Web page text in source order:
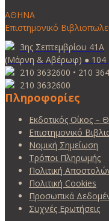
ΑΘΗΝΑ
Επιστημονικό
3ης Σεπτεμβρίου 41Α
(Μάρνη & Αβέρωφ) ● 104
210 3632600 • 210
210 3632600
Πληροφορίες
Εκδοτικός Οίκος –
Επιστημονικό
Νομική Σημείωση
Τρόποι Πληρωμής
Πολιτική
Πολιτική Cookies
Προσωπικά
Συχνές Ερωτήσεις